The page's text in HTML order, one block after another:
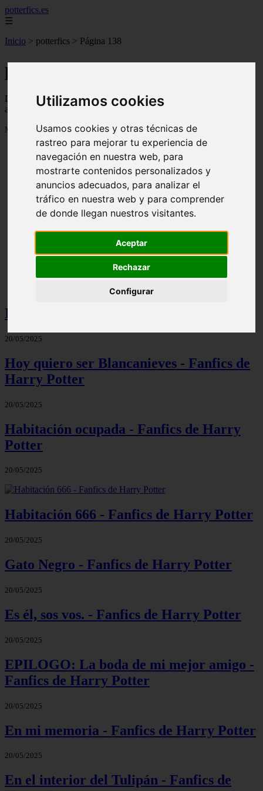
Utilizamos cookies
Usamos cookies y otras técnicas de
rastreo para mejorar tu experiencia de
navegación en nuestra web, para
mostrarte contenidos personalizados y
anuncios adecuados, para analizar el
tráfico en nuestra web y para comprender
de donde llegan nuestros visitantes.
Aceptar
Rechazar
Configurar
potterfics.es
☰
Inicio > potterfics > Página 138
potterfics
Descubre todas las noticias de la categoría potterfics. Artículos
actualizados y contenido de calidad en potterfics.es.
Mostrando 3289 - 3312 de 3915 artículos
Otra vez - Potterfics, tu versión de la historia
Identica a ti - Fanfics de Harry Potter
20/05/2025
Hoy quiero ser Blancanieves - Fanfics de
Harry Potter
20/05/2025
Habitación ocupada - Fanfics de Harry
Potter
20/05/2025
Habitación 666 - Fanfics de Harry Potter
20/05/2025
Gato Negro - Fanfics de Harry Potter
20/05/2025
Es él, sos vos. - Fanfics de Harry Potter
20/05/2025
EPILOGO: La boda de mi mejor amigo -
Fanfics de Harry Potter
20/05/2025
En mi memoria - Fanfics de Harry Potter
20/05/2025
En el interior del Tulipán - Fanfics de